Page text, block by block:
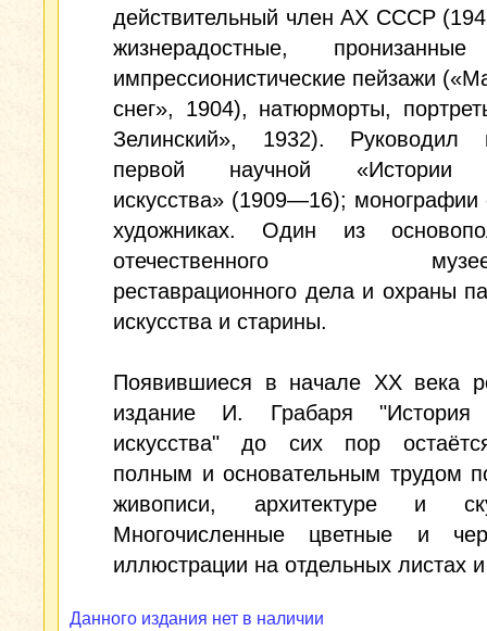
действительный член AX СССР
жизнерадостные,
импрессионистические пейзажи
снег», 1904), натюрморты,
Зелинский», 1932). Руководил
первой научной «Истории
искусства» (1909—16); монографии
художниках. Один из
отечественного
реставрационного дела и охраны
искусства и старины.
Появившиеся в начале XX века
издание И. Грабаря "История
искусства" до сих пор
полным и основательным трудом
живописи, архитектуре и
Многочисленные цветные и
иллюстрации на отдельных листах и
Данного издания нет в наличии